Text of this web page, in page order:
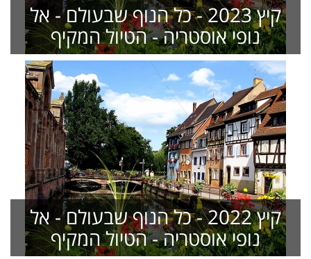
קיץ 2023 - כל הנוף שבעולם - אל
נופי אוסטריה - הטיול המקיף
קיץ 2022 - כל הנוף שבעולם - אל
נופי אוסטריה - הטיול המקיף